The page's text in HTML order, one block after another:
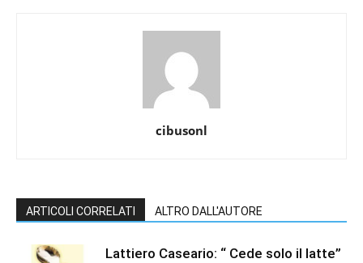
cibusonl
ARTICOLI CORRELATI ALTRO DALL'AUTORE
Lattiero Caseario: “ Cede solo il latte”